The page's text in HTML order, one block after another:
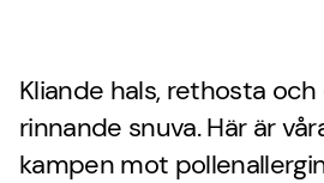
Kliande hals, rethosta
rinnande snuva. Här är
kampen mot